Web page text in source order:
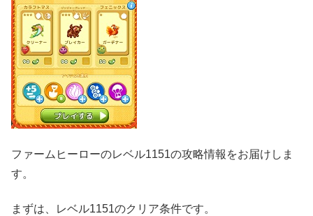
ファームヒーローのレベル1151の攻略情報をお届けしま
す。
まずは、レベル1151のクリア条件です。